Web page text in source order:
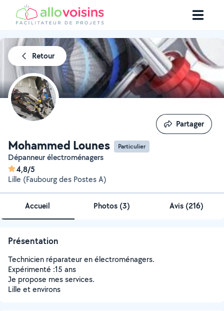
Retour
Mohammed Lounes Particulier
Dépanneur électroménagers
4,8/5
Lille (Faubourg des Postes A)
Partager
Partager
Accueil Photos (3) Avis (216)
Présentation
Technicien réparateur en électroménagers.
Expérimenté :15 ans
Je propose mes services.
Lille et environs